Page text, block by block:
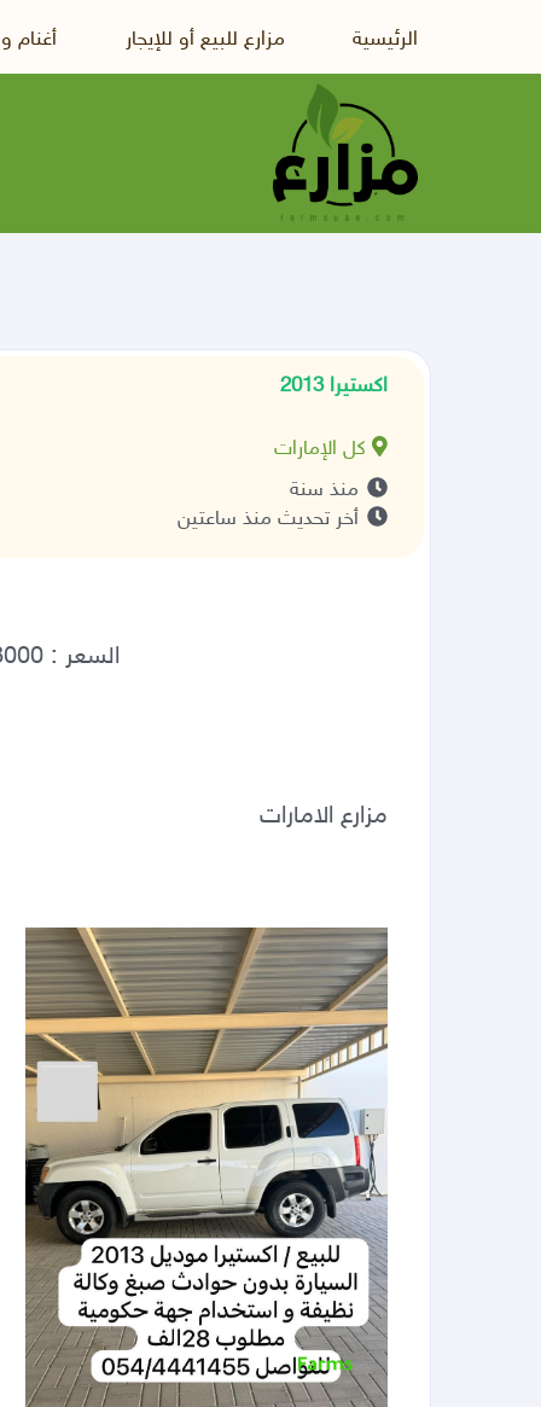
الرئيسية مزارع للبيع أو للإيجار أغنام
اكستيرا 2013
كل الإمارات
منذ سنة
أخر تحديث منذ ساعتين
مزارع الامارات